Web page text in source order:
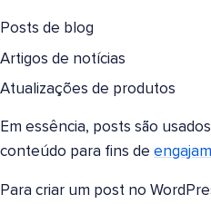
Posts de blog
Artigos de notícias
Atualizações de produtos
Em essência, posts são
conteúdo para fins de
Para criar um post no